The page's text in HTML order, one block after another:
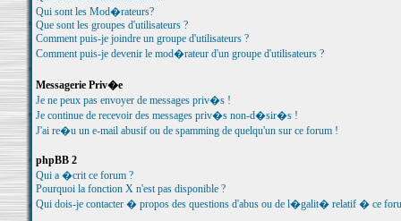
Qui sont les Mod�rateurs?
Que sont les groupes d'utilisateurs ?
Comment puis-je joindre un groupe d'utilisateurs ?
Comment puis-je devenir le mod�rateur d'un groupe d'utilisateurs ?
Messagerie Priv�e
Je ne peux pas envoyer de messages priv�s !
Je continue de recevoir des messages priv�s non-d�sir�s !
J'ai re�u un e-mail abusif ou de spamming de quelqu'un sur ce forum !
phpBB 2
Qui a �crit ce forum ?
Pourquoi la fonction X n'est pas disponible ?
Qui dois-je contacter � propos des questions d'abus ou de l�galit� relatif � ce